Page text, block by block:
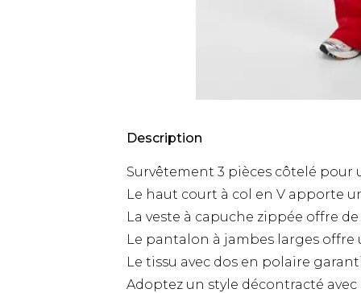
Description
Survêtement 3 pièces côtelé
Le haut court à col en V apporte
La veste à capuche zippée offre
Le pantalon à jambes larges
Le tissu avec dos en polaire
Adoptez un style décontracté